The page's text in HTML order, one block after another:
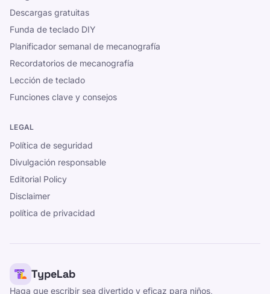
Descargas gratuitas
Funda de teclado DIY
Planificador semanal de mecanografía
Recordatorios de mecanografía
Lección de teclado
Funciones clave y consejos
LEGAL
Política de seguridad
Divulgación responsable
Editorial Policy
Disclaimer
política de privacidad
TypeLab
Haga que escribir sea divertido y eficaz para niños,